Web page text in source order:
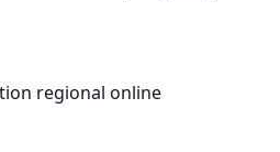
regional online